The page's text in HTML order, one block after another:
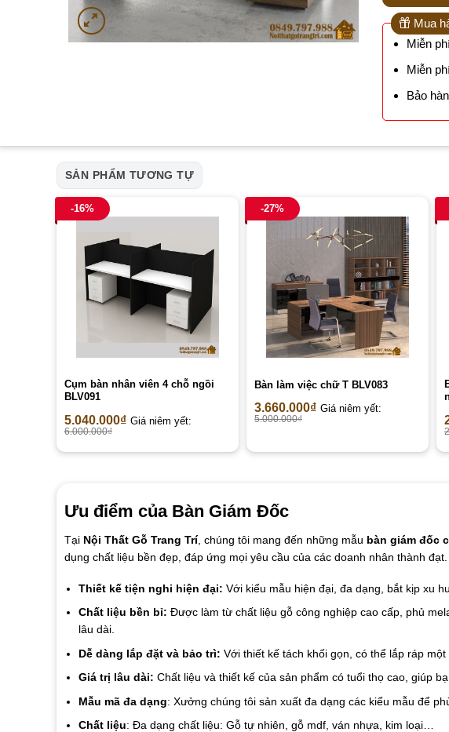
Mua
Miễn
Miễn
Bảo
SẢN PHẨM TƯƠNG TỰ
-16%
Cụm bàn nhân viên 4 chỗ ngồi
BLV091
5.040.000₫ Giá niêm yết:
6.000.000₫
-27%
Bàn làm việc chữ T BLV083
3.660.000₫ Giá niêm yết:
5.000.000₫
Ưu điểm của Bàn Giám Đốc
Tại Nội Thất Gỗ Trang Trí, chúng tôi mang đến những mẫu bàn giám đốc
dụng chất liệu bền đẹp, đáp ứng mọi yêu cầu của các doanh nhân thành đạt.
Thiết kế tiện nghi hiện đại: Với kiểu mẫu hiện đại, đa dạng, bắt kịp xu
Chất liệu bền bỉ: Được làm từ chất liệu gỗ công nghiệp cao cấp, phủ
lâu dài.
Dễ dàng lắp đặt và bảo trì: Với thiết kế tách khối gọn, có thể lắp ráp
Giá trị lâu dài: Chất liệu và thiết kế của sản phẩm có tuổi thọ cao, giúp
Mẫu mã đa dạng: Xưởng chúng tôi sản xuất đa dạng các kiểu mẫu để
Chất liệu: Đa dạng chất liệu: Gỗ tự nhiên, gỗ mdf, ván nhựa, kim loại…